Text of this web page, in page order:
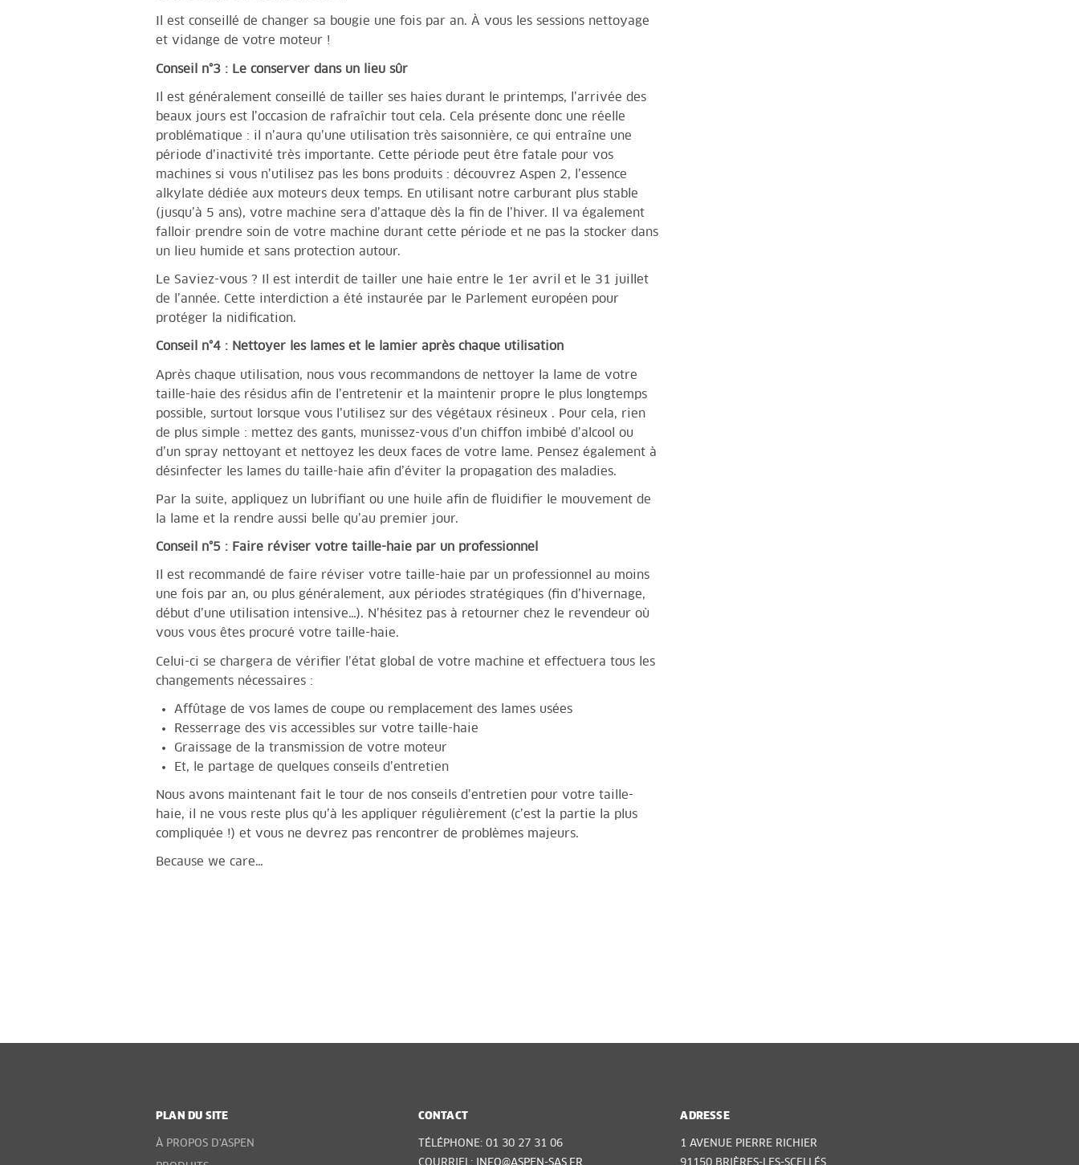
Il est conseillé de changer sa bougie une fois par an. À vous les sessions nettoyage
et vidange de votre moteur !
Conseil n°3 : Le conserver dans un lieu sûr
Il est généralement conseillé de tailler ses haies durant le printemps, l’arrivée des
beaux jours est l’occasion de rafraîchir tout cela. Cela présente donc une réelle
problématique : il n’aura qu’une utilisation très saisonnière, ce qui entraîne une
période d’inactivité très importante. Cette période peut être fatale pour vos
machines si vous n’utilisez pas les bons produits : découvrez Aspen 2, l’essence
alkylate dédiée aux moteurs deux temps. En utilisant notre carburant plus stable
(jusqu’à 5 ans), votre machine sera d’attaque dès la fin de l’hiver. Il va également
falloir prendre soin de votre machine durant cette période et ne pas la stocker dans
un lieu humide et sans protection autour.
Le Saviez-vous ? Il est interdit de tailler une haie entre le 1er avril et le 31 juillet
de l’année. Cette interdiction a été instaurée par le Parlement européen pour
protéger la nidification.
Conseil n°4 : Nettoyer les lames et le lamier après chaque utilisation
Après chaque utilisation, nous vous recommandons de nettoyer la lame de votre
taille-haie des résidus afin de l’entretenir et la maintenir propre le plus longtemps
possible, surtout lorsque vous l’utilisez sur des végétaux résineux . Pour cela, rien
de plus simple : mettez des gants, munissez-vous d’un chiffon imbibé d’alcool ou
d’un spray nettoyant et nettoyez les deux faces de votre lame. Pensez également à
désinfecter les lames du taille-haie afin d’éviter la propagation des maladies.
Par la suite, appliquez un lubrifiant ou une huile afin de fluidifier le mouvement de
la lame et la rendre aussi belle qu’au premier jour.
Conseil n°5 : Faire réviser votre taille-haie par un professionnel
Il est recommandé de faire réviser votre taille-haie par un professionnel au moins
une fois par an, ou plus généralement, aux périodes stratégiques (fin d’hivernage,
début d’une utilisation intensive…). N’hésitez pas à retourner chez le revendeur où
vous vous êtes procuré votre taille-haie.
Celui-ci se chargera de vérifier l’état global de votre machine et effectuera tous les
changements nécessaires :
Affûtage de vos lames de coupe ou remplacement des lames usées
Resserrage des vis accessibles sur votre taille-haie
Graissage de la transmission de votre moteur
Et, le partage de quelques conseils d’entretien
Nous avons maintenant fait le tour de nos conseils d’entretien pour votre taille-
haie, il ne vous reste plus qu’à les appliquer régulièrement (c’est la partie la plus
compliquée !) et vous ne devrez pas rencontrer de problèmes majeurs.
Because we care…
PLAN DU SITE
À PROPOS D'ASPEN
CONTACT
TÉLÉPHONE: 01 30 27 31 06
COURRIEL:
INFO@ASPEN-SAS.FR
ADRESSE
1 AVENUE PIERRE RICHIER
91150 BRIÈRES-LES-SCELLÉS